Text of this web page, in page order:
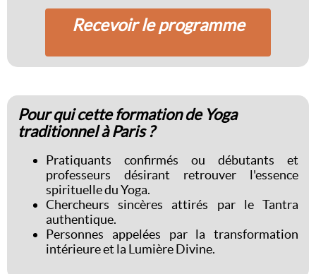
Recevoir le programme
Pour qui cette formation de Yoga
traditionnel à Paris ?
Pratiquants confirmés ou débutants et
professeurs désirant retrouver l'essence
spirituelle du Yoga.
Chercheurs sincères attirés par le Tantra
authentique.
Personnes appelées par la transformation
intérieure et la Lumière Divine.